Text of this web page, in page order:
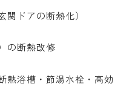
関ドアの断熱化）
の断熱改修
熱浴槽・節湯水栓・高効